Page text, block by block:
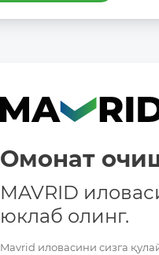
Омонат
MAVRID
юклаб олинг.
Mavrid иловасини сизга